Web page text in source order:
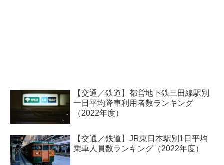
【交通／鉄道】都営地下鉄三田線駅別
一日平均降車利用者数ランキング
（2022年度）
【交通／鉄道】JR東日本駅別1日平均
乗車人員数ランキング（2022年度）